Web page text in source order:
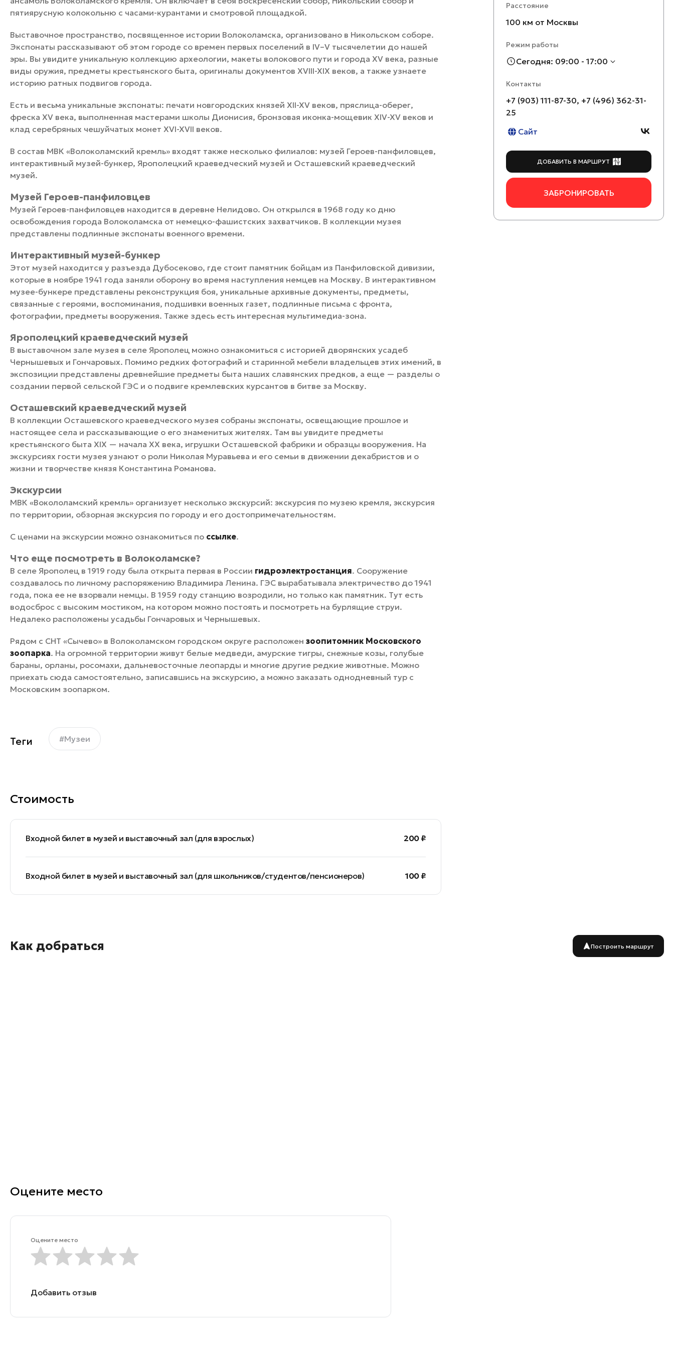
пятиярусную колокольню с часами-курантами и смотровой площадкой.
Выставочное пространство, посвященное истории Волоколамска, организовано в Никольском соборе.
Экспонаты рассказывают об этом городе со времен первых поселений в IV–V тысячелетии до нашей
эры. Вы увидите уникальную коллекцию археологии, макеты волокового пути и города XV века, разные
виды оружия, предметы крестьянского быта, оригиналы документов XVIII-XIX веков, а также узнаете
историю ратных подвигов города.
Есть и весьма уникальные экспонаты: печати новгородских князей XII-XV веков, пряслица-оберег,
фреска XV века, выполненная мастерами школы Дионисия, бронзовая иконка-мощевик ХIV-XV веков и
клад серебряных чешуйчатых монет XVI-XVII веков.
В состав МВК «Волоколамский кремль» входят также несколько филиалов: музей Героев-панфиловцев,
интерактивный музей-бункер, Ярополецкий краеведческий музей и Осташевский краеведческий
музей.
Музей Героев-панфиловцев
Музей Героев-панфиловцев находится в деревне Нелидово. Он открылся в 1968 году ко дню
освобождения города Волоколамска от немецко-фашистских захватчиков. В коллекции музея
представлены подлинные экспонаты военного времени.
Интерактивный музей-бункер
Этот музей находится у разъезда Дубосеково, где стоит памятник бойцам из Панфиловской дивизии,
которые в ноябре 1941 года заняли оборону во время наступления немцев на Москву. В интерактивном
музее-бункере представлены реконструкция боя, уникальные архивные документы, предметы,
связанные с героями, воспоминания, подшивки военных газет, подлинные письма с фронта,
фотографии, предметы вооружения. Также здесь есть интересная мультимедиа-зона.
Ярополецкий краеведческий музей
В выставочном зале музея в селе Ярополец можно ознакомиться с историей дворянских усадеб
Чернышевых и Гончаровых. Помимо редких фотографий и старинной мебели владельцев этих имений, в
экспозиции представлены древнейшие предметы быта наших славянских предков, а еще — разделы о
создании первой сельской ГЭС и о подвиге кремлевских курсантов в битве за Москву.
Осташевский краеведческий музей
В коллекции Осташевского краеведческого музея собраны экспонаты, освещающие прошлое и
настоящее села и рассказывающие о его знаменитых жителях. Там вы увидите предметы
крестьянского быта XIX — начала XX века, игрушки Осташевской фабрики и образцы вооружения. На
экскурсиях гости музея узнают о роли Николая Муравьева и его семьи в движении декабристов и о
жизни и творчестве князя Константина Романова.
Экскурсии
МВК «Вокололамский кремль» организует несколько экскурсий: экскурсия по музею кремля, экскурсия
по территории, обзорная экскурсия по городу и его достопримечательностям.
С ценами на экскурсии можно ознакомиться по ссылке.
Что еще посмотреть в Волоколамске?
В селе Ярополец в 1919 году была открыта первая в России гидроэлектростанция. Сооружение
создавалось по личному распоряжению Владимира Ленина. ГЭС вырабатывала электричество до 1941
года, пока ее не взорвали немцы. В 1959 году станцию возродили, но только как памятник. Тут есть
водосброс с высоким мостиком, на котором можно постоять и посмотреть на бурлящие струи.
Недалеко расположены усадьбы Гончаровых и Чернышевых.
Рядом с СНТ «Сычево» в Волоколамском городском округе расположен зоопитомник Московского
зоопарка. На огромной территории живут белые медведи, амурские тигры, снежные козы, голубые
бараны, орланы, росомахи, дальневосточные леопарды и многие другие редкие животные. Можно
приехать сюда самостоятельно, записавшись на экскурсию, а можно заказать однодневный тур с
Московским зоопарком.
Теги #Музеи
Стоимость
Входной билет в музей и выставочный зал (для взрослых) 200 ₽
Входной билет в музей и выставочный зал (для школьников/студентов/пенсионеров) 100 ₽
Расстояние
100 км от Москвы
Режим работы
Сегодня: 09:00 - 17:00
Контакты
+7 (903) 111-87-30, +7 (496) 362-31-
25
Сайт
ДОБАВИТЬ В МАРШРУТ
ЗАБРОНИРОВАТЬ
Как добраться Построить маршрут
Оцените место
Оцените место
Добавить отзыв